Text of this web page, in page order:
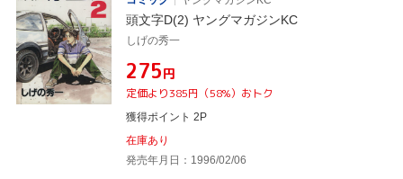
頭文字D(2) ヤングマガジンKC
しげの秀一
¥275円
定価より385円（58%）おトク
獲得ポイント 2P
在庫あり
発売年月日：1996/02/06